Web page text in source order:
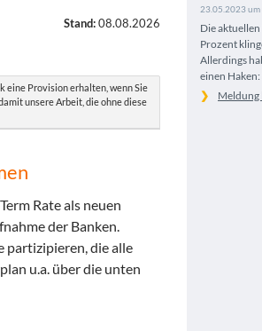
Stand:08.08.2026
eine Provision erhalten, wenn Sie
unsere Arbeit, die ohne diese
Rate als neuen
der Banken.
partizipieren, die alle
u.a. über die unten
23.05.2023
Die
Prozent
Allerdings
einen Haken:
Meldung